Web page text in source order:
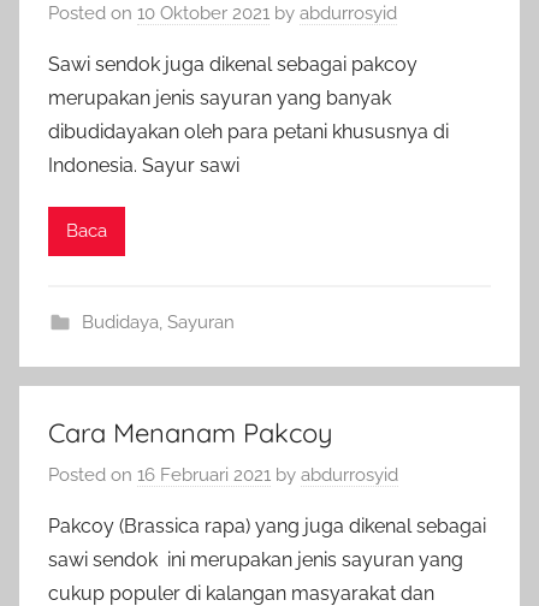
Posted on 10 Oktober 2021 by abdurrosyid
Sawi sendok juga dikenal sebagai pakcoy
merupakan jenis sayuran yang banyak
dibudidayakan oleh para petani khususnya di
Indonesia. Sayur sawi
Baca
Budidaya Sayuran
Cara Menanam Pakcoy
Posted on 16 Februari 2021 by abdurrosyid
Pakcoy (Brassica rapa) yang juga dikenal sebagai
sawi sendok ini merupakan jenis sayuran yang
cukup populer di kalangan masyarakat dan